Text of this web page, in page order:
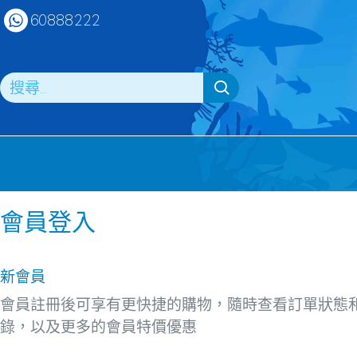
60888222
會員登入
新會員
會員註冊後可享有更快捷的購物，隨時查看訂單狀態
錄，以及更多的會員特價優惠